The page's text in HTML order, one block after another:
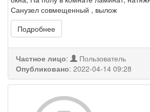
Санузел совмещенный , вылож
Подробнее
Частное лицо:
Пользователь
Опубликовано: 2022-04-14 09:28